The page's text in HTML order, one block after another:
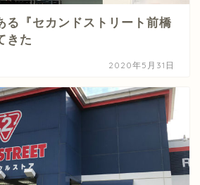
る『セカンドストリート前橋
きた
2020年5月31日